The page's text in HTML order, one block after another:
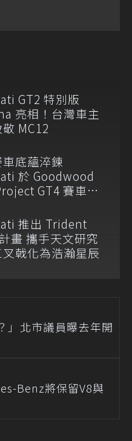
GT2 特別版
亮相！台灣車主
MC12
底蘊淬鍊
於 Goodwood
GT4 賽車與
推出 Trident
畫 攜手天文研究
叉戟化為浩瀚星辰
」北市議員曝去年開
Benz將保留V8與